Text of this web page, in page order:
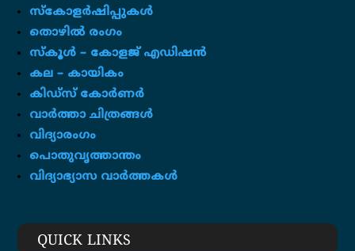
സ്കോളർഷിപ്പുകൾ
തൊഴിൽ രംഗം
സ്‌കൂൾ – കോളജ് എഡിഷൻ
കല – കായികം
കിഡ്സ് കോർണർ
വാർത്താ ചിത്രങ്ങൾ
വിദ്യാരംഗം
പൊതുവൃത്താന്തം
വിദ്യാഭ്യാസ വാർത്തകൾ
QUICK LINKS